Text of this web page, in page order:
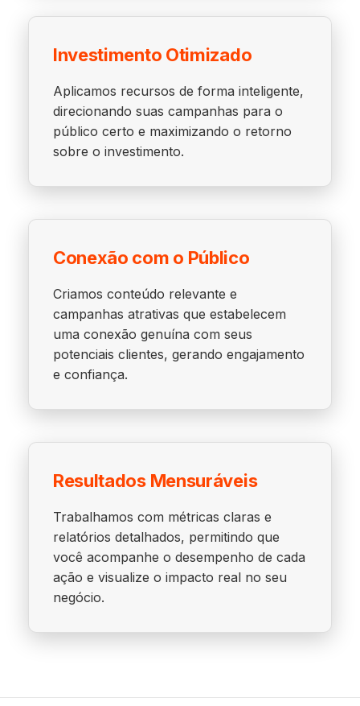
Investimento Otimizado
Aplicamos recursos de forma inteligente,
direcionando suas campanhas para o
público certo e maximizando o retorno
sobre o investimento.
Conexão com o Público
Criamos conteúdo relevante e
campanhas atrativas que estabelecem
uma conexão genuína com seus
potenciais clientes, gerando engajamento
e confiança.
Resultados Mensuráveis
Trabalhamos com métricas claras e
relatórios detalhados, permitindo que
você acompanhe o desempenho de cada
ação e visualize o impacto real no seu
negócio.